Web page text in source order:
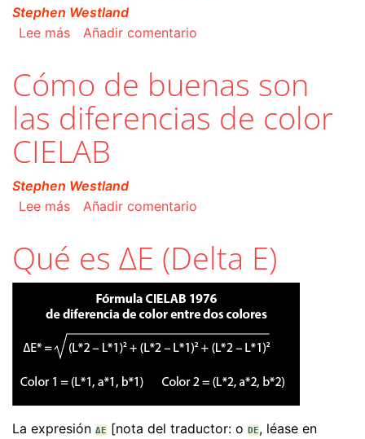
Stephen Westland
Lee mássobre Qué es un espacio de color
Añadir comentario
Cómo de buenas son
las diferencias de color
CIELAB
Stephen Westland
Lee mássobre Cómo de buenas son las diferencias de
Añadir comentario
Qué es ΔE (Delta E)
La expresión ΔE [nota del traductor: o DE, léase en